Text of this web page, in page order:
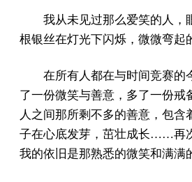
我从未见过那么爱笑的人，
根银丝在灯光下闪烁，微微弯起
在所有人都在与时间竞赛的
了一份微笑与善意，多了一份
人之间那所剩不多的善意，包
子在心底发芽，茁壮成长……再
我的依旧是那熟悉的微笑和满满